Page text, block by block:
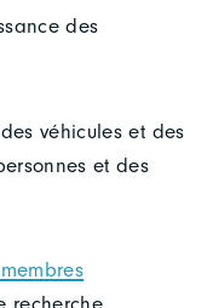
des
véhicules et des
et des